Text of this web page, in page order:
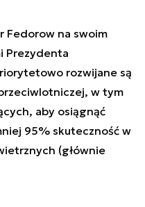
Fedorow na swoim
Prezydenta
rozwijane są
w tym
aby osiągnąć
95% skuteczność w
(głównie